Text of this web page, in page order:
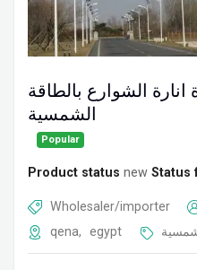
الشوارع بالطاقة
الشمسية
Popular
Product status new Status
Wholesaler/importer
qena, egypt